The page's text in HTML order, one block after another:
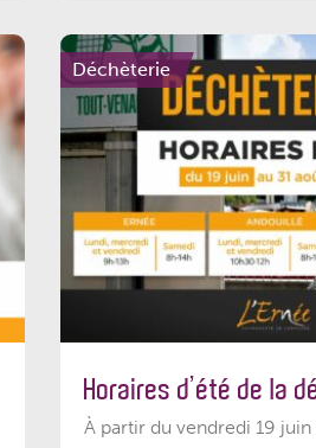
Déchèterie
Horaires d’été de la
À partir du vendredi 19 juin